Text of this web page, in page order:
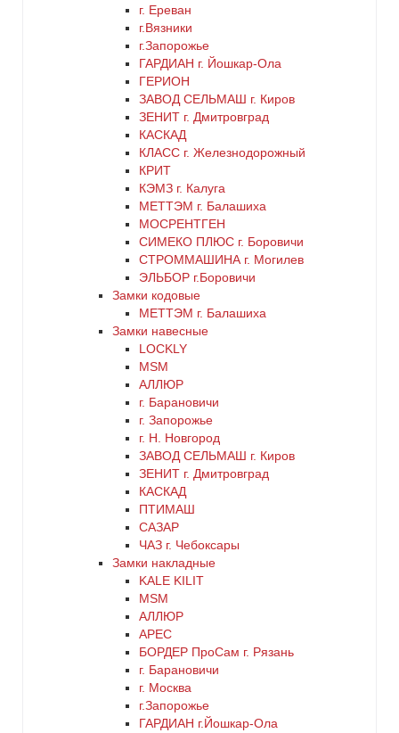
г. Ереван
г.Вязники
г.Запорожье
ГАРДИАН г. Йошкар-Ола
ГЕРИОН
ЗАВОД СЕЛЬМАШ г. Киров
ЗЕНИТ г. Дмитровград
КАСКАД
КЛАСС г. Железнодорожный
КРИТ
КЭМЗ г. Калуга
МЕТТЭМ г. Балашиха
МОСРЕНТГЕН
СИМЕКО ПЛЮС г. Боровичи
СТРОММАШИНА г. Могилев
ЭЛЬБОР г.Боровичи
Замки кодовые
МЕТТЭМ г. Балашиха
Замки навесные
LOCKLY
MSM
АЛЛЮР
г. Барановичи
г. Запорожье
г. Н. Новгород
ЗАВОД СЕЛЬМАШ г. Киров
ЗЕНИТ г. Дмитровград
КАСКАД
ПТИМАШ
САЗАР
ЧАЗ г. Чебоксары
Замки накладные
KALE KILIT
MSM
АЛЛЮР
АРЕС
БОРДЕР ПроСам г. Рязань
г. Барановичи
г. Москва
г.Запорожье
ГАРДИАН г.Йошкар-Ола